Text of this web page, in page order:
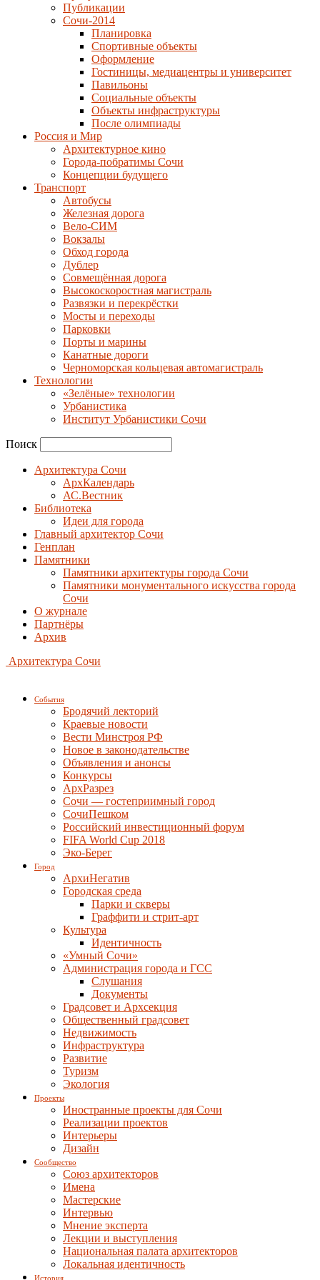
Публикации
Сочи-2014
Планировка
Спортивные объекты
Оформление
Гостиницы, медиацентры и университет
Павильоны
Социальные объекты
Объекты инфраструктуры
После олимпиады
Россия и Мир
Архитектурное кино
Города-побратимы Сочи
Концепции будущего
Транспорт
Автобусы
Железная дорога
Вело-СИМ
Вокзалы
Обход города
Дублер
Совмещённая дорога
Высокоскоростная магистраль
Развязки и перекрёстки
Мосты и переходы
Парковки
Порты и марины
Канатные дороги
Черноморская кольцевая автомагистраль
Технологии
«Зелёные» технологии
Урбанистика
Институт Урбанистики Сочи
Поиск
Архитектура Сочи
АрхКалендарь
АС.Вестник
Библиотека
Идеи для города
Главный архитектор Сочи
Генплан
Памятники
Памятники архитектуры города Сочи
Памятники монументального искусства города
Сочи
О журнале
Партнёры
Архив
Архитектура Сочи
События
Бродячий лекторий
Краевые новости
Вести Минстроя РФ
Новое в законодательстве
Объявления и анонсы
Конкурсы
АрхРазрез
Сочи — гостеприимный город
СочиПешком
Российский инвестиционный форум
FIFA World Cup 2018
Эко-Берег
Город
АрхиНегатив
Городская среда
Парки и скверы
Граффити и стрит-арт
Культура
Идентичность
«Умный Сочи»
Администрация города и ГСС
Слушания
Документы
Градсовет и Архсекция
Общественный градсовет
Недвижимость
Инфраструктура
Развитие
Туризм
Экология
Проекты
Иностранные проекты для Сочи
Реализации проектов
Интерьеры
Дизайн
Сообщество
Союз архитекторов
Имена
Мастерские
Интервью
Мнение эксперта
Лекции и выступления
Национальная палата архитекторов
Локальная идентичность
История